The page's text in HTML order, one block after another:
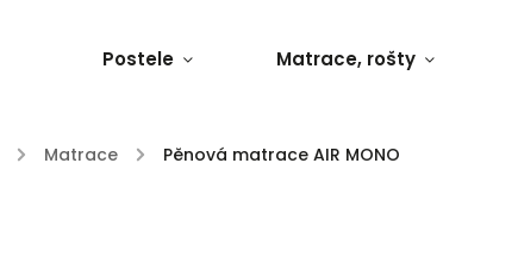
Postele Matrace, rošty
/ Matrace / Pěnová matrace AIR MONO